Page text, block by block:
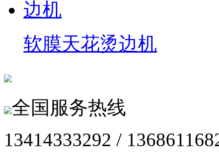
软膜天花烫边机
全国服务热线
13414333292 /